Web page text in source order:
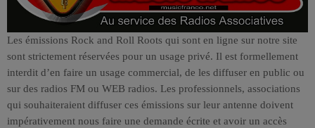
Les émissions Rock and Roll Roots qui sont en ligne sur notre site
sont strictement réservées pour un usage privé. Il est formellement
interdit d’en faire un usage commercial, de les diffuser en public ou
sur des radios FM ou WEB radios. Les professionnels, associations
qui souhaiteraient diffuser ces émissions sur leur antenne doivent
impérativement nous faire une demande écrite et avoir un accès